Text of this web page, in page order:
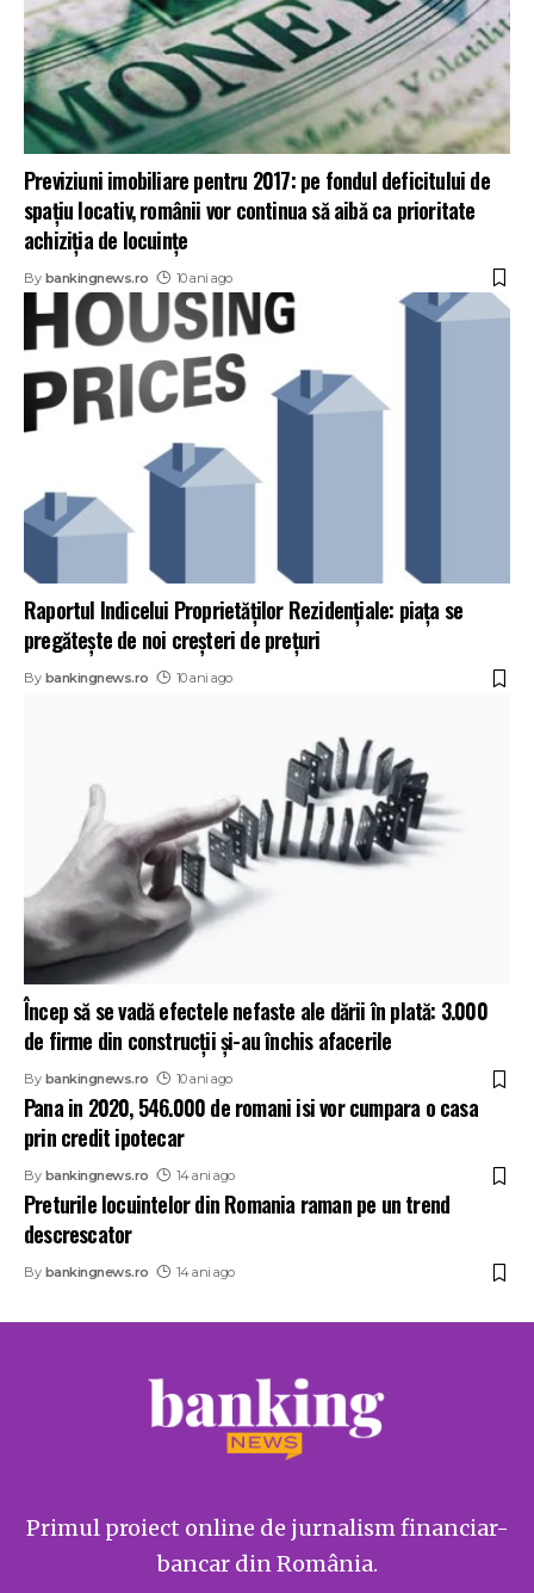
Previziuni imobiliare pentru 2017: pe fondul deficitului de
spațiu locativ, românii vor continua să aibă ca prioritate
achiziția de locuințe
By bankingnews.ro 10 ani ago
Raportul Indicelui Proprietăţilor Rezidenţiale: piaţa se
pregăteşte de noi creşteri de preţuri
By bankingnews.ro 10 ani ago
Încep să se vadă efectele nefaste ale dării în plată: 3.000
de firme din construcţii şi-au închis afacerile
By bankingnews.ro 10 ani ago
Pana in 2020, 546.000 de romani isi vor cumpara o casa
prin credit ipotecar
By bankingnews.ro 14 ani ago
Preturile locuintelor din Romania raman pe un trend
descrescator
By bankingnews.ro 14 ani ago
Primul proiect online de jurnalism financiar-
bancar din România.